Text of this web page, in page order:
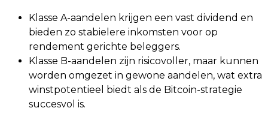
Klasse A-aandelen krijgen een vast dividend en
bieden zo stabielere inkomsten voor op
rendement gerichte beleggers.
Klasse B-aandelen zijn risicovoller, maar kunnen
worden omgezet in gewone aandelen, wat extra
winstpotentieel biedt als de Bitcoin-strategie
succesvol is.